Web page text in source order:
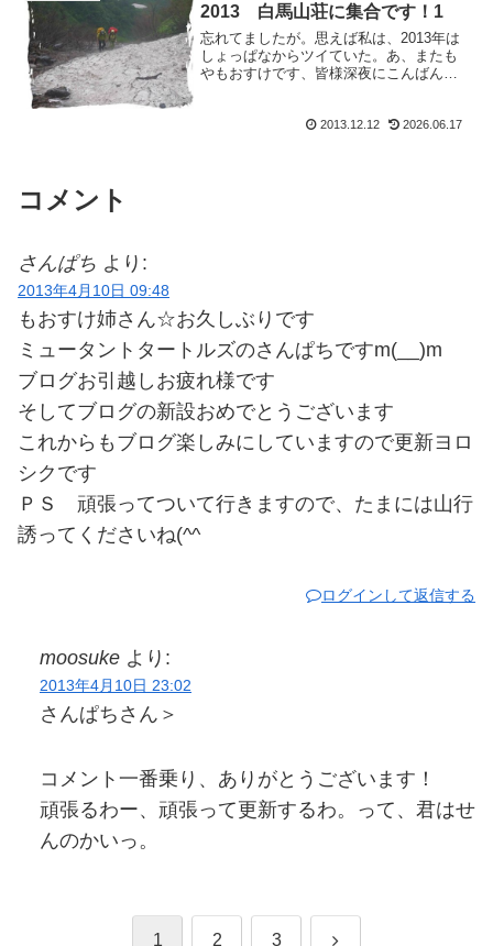
2013 白馬山荘に集合です！1
忘れてましたが。思えば私は、2013年は
しょっぱなからツイていた。あ、またも
やもおすけです、皆様深夜にこんばんに
し、カ～ル好きなら たまらない一品。お
2013.12.12 2026.06.17
コメント
さんぱち より:
2013年4月10日 09:48
もおすけ姉さん☆お久しぶりです
ミュータントタートルズのさんぱちですm(__)m
ブログお引越しお疲れ様です
そしてブログの新設おめでとうございます
これからもブログ楽しみにしていますので更新ヨロ
シクです
ＰＳ 頑張ってついて行きますので、たまには山行
誘ってくださいね(^^ゞ
ログインして返信する
moosuke より:
2013年4月10日 23:02
さんぱちさん＞
コメント一番乗り、ありがとうございます！
頑張るわー、頑張って更新するわ。って、君はせ
んのかいっ。
1 2 3 次